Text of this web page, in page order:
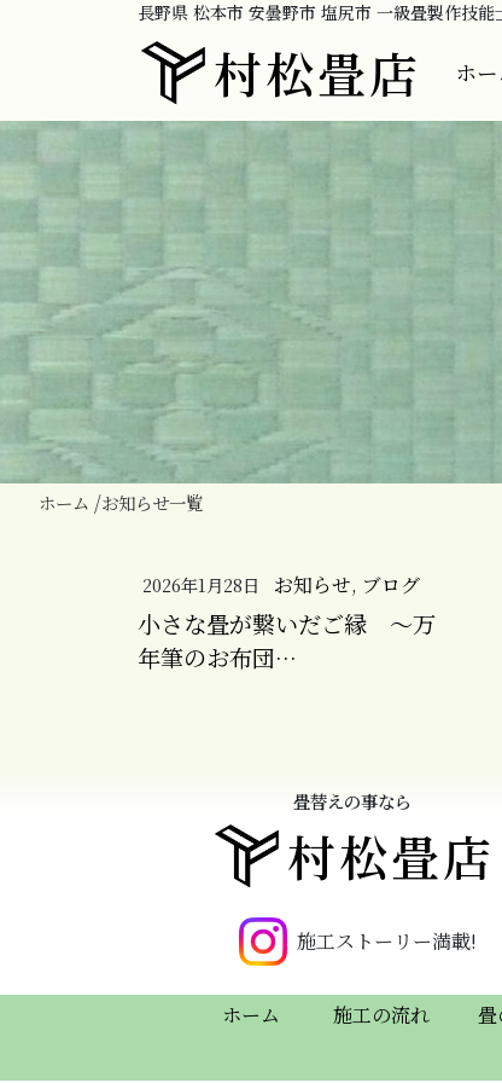
長野県 松本市 安曇野市 塩尻市 一級畳製作技能
村松畳店 ホ
ホーム お知らせ一覧
2026年1月28日 お知らせ, ブログ
小さな畳が繋いだご縁 ～万
年筆のお布団…
畳替えの事なら
村松畳店
施工ストーリー満載!
ホーム 施工の流れ 畳